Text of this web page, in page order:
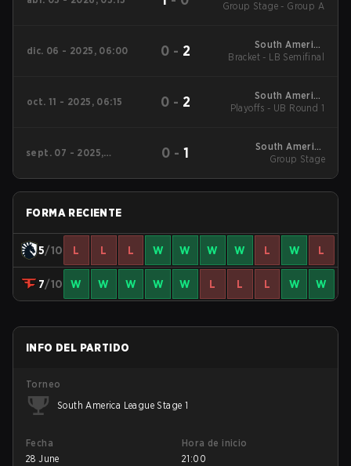
League - South
Group Stage - Group A
dic. 06 - 2025, 06:00 0 - 2
South America
League 2025 -
Bracket - LB Semifinal
oct. 11 - 2025, 06:15 0 - 2
South America
League 2025 - Stage
Playoffs - UB Round 1
sept. 07 - 2025,
0 -1
South America
League 2025 - Stage
Group Stage
FORMA RECIENTE
5/10 L L L W W W W L W L
7/10 W W W W W L L L W W
INFO DEL PARTIDO
Torneo
South America League Stage 1
Fecha
28 June
Hora de inicio
21:00